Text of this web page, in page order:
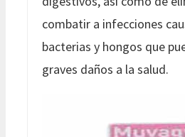
combatir a infecciones
bacterias y hongos que
graves daños a la salud.